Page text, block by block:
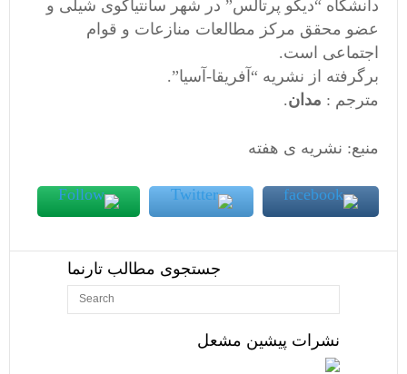
دانشگاه “دیگو پرتالس” در شهر سانتیاگوی شیلی و
عضو محقق مرکز مطالعات منازعات و قوام
اجتماعی است.
برگرفته از نشریه “آفریقا-آسیا”.
مترجم : مدان.
منبع: نشریه ی هفته
جستجوی مطالب تارنما
نشرات پیشین مشعل